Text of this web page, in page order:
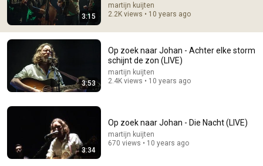
The Bob Newhart Toupee Sketch That Broke Dean
Martin
Dean Martin 2.5M views
3:15
martijn kuijten
2.2K views • 10 years ago
3:53
Op zoek naar Johan - Achter elke storm
schijnt de zon (LIVE)
martijn kuijten
2.4K views • 10 years ago
3:34
Op zoek naar Johan - Die Nacht (LIVE)
martijn kuijten
670 views • 10 years ago